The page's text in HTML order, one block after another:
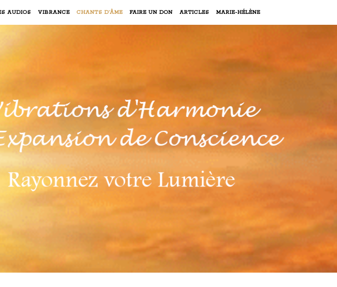
AUDIOS VIBRANCE CHANTS D’ÂME FAIRE UN DON ARTICLES MARIE-HÉLÈNE